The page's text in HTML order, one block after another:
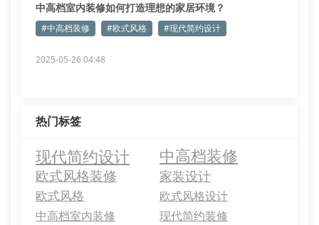
中高档室内装修如何打造理想的家居环境？
#中高档装修 #欧式风格 #现代简约设计
2025-05-26 04:48
热门标签
现代简约设计 中高档装修
欧式风格装修 家装设计
欧式风格
欧式风格设计
中高档室内装修
现代简约装修